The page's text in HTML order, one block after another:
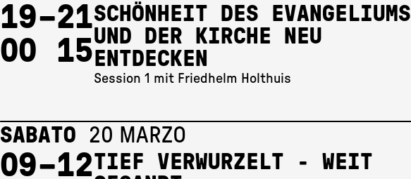
19
00
–21
15
SCHÖNHEIT DES EVANGELIUMS
UND DER KIRCHE NEU
ENTDECKEN
Session 1 mit Friedhelm Holthuis
SABATO 20 MARZO
09
–12 TIEF VERWURZELT - WEIT